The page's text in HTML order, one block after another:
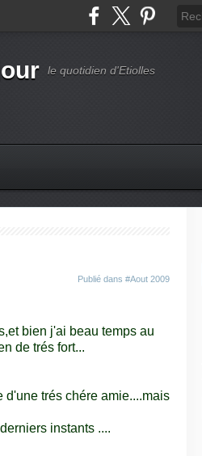
le quotidien d'Etiolles
Publié dans #Aout 2009
bien j'ai beau temps au
de trés fort...
trés chére amie....mais
instants ....